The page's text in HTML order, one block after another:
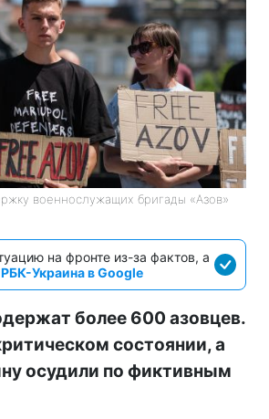
военнослужащих бригады «Азов»
на фронте из-за фактов, а
РБК-Украина в Google
более 600 азовцев.
состоянии, а
осудили по фиктивным